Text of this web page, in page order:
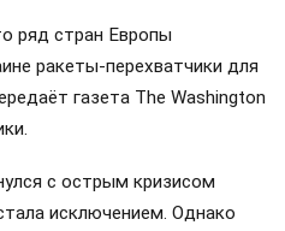
ряд стран Европы
ракеты-перехватчики для
газета The Washington
с острым кризисом
исключением. Однако